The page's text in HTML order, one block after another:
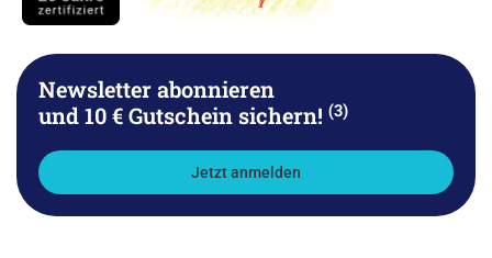
Newsletter abonnieren
und 10 € Gutschein sichern! (3)
Jetzt anmelden